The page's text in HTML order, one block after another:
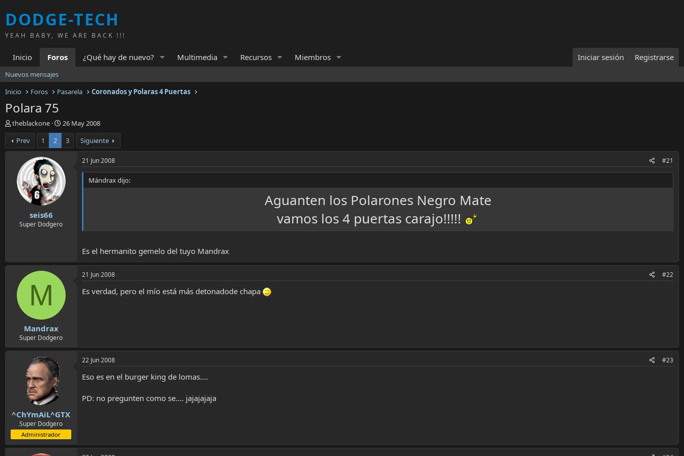
DODGE-TECH
YEAH BABY, WE ARE BACK !!!
Inicio Foros ¿Qué hay de nuevo? Multimedia Recursos Miembros Iniciar sesión Registrarse
Nuevos mensajes
Inicio
Foros Pasarela Coronados y Polaras 4 Puertas
Polara 75
A
u
t
o
theblackone
F
e
h
d
e
n
i
26 May 2008
Prev
1 2 3 Siguiente
seis66
Super Dodgero
21 Jun 2008 #21
Mándrax dijo:
Aguanten los Polarones Negro Mate
vamos los 4 puertas carajo!!!!!
Es el hermanito gemelo del tuyo Mandrax
M
Mandrax
Super Dodgero
21 Jun 2008 #22
Es verdad, pero el mío está más detonadode chapa
^ChYmAiL^GTX
Super Dodgero
Administrador
22 Jun 2008 #23
Eso es en el burger king de lomas....
PD: no pregunten como se.... jajajajaja